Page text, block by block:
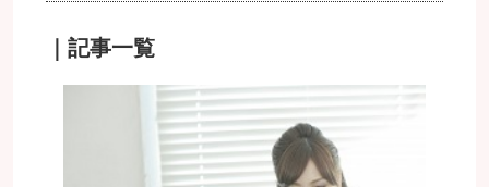
｜記事一覧